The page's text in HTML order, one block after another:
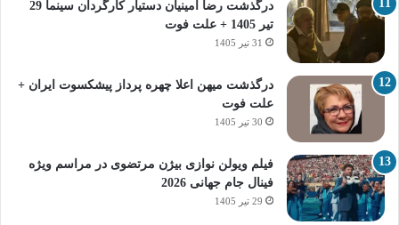
درگذشت رضا امینیان دستیار کارگردان سینما 29
تیر 1405 + علت فوت
31 تیر 1405
درگذشت میهن اعلا چهره پرداز پیشکسوت ایران +
علت فوت
30 تیر 1405
فیلم ویولن نوازی بیژن مرتضوی در مراسم ویژه
فینال جام جهانی 2026
29 تیر 1405